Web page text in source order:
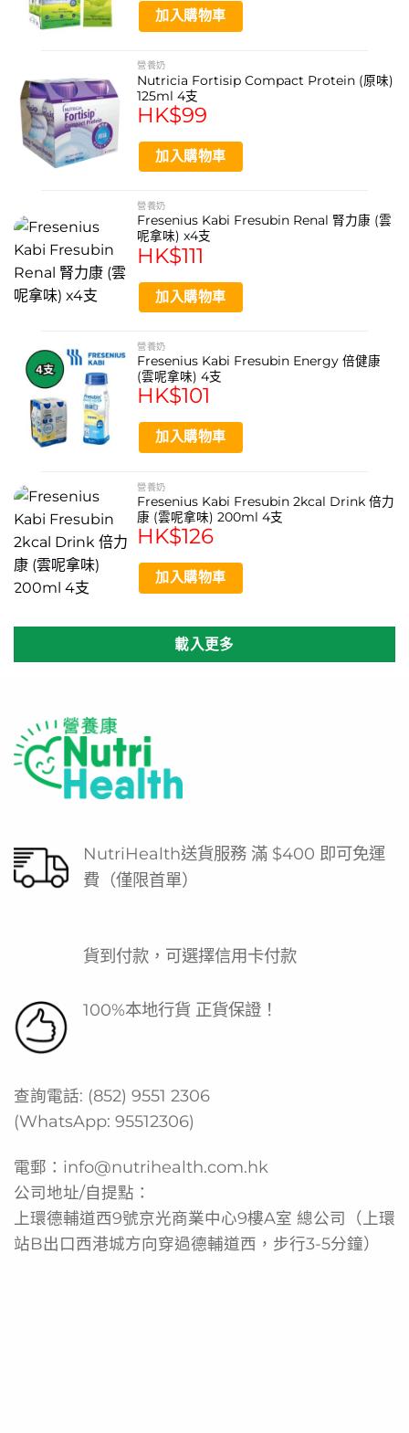
加入購物車
營養奶
Nutricia Fortisip Compact Protein (原味)
125ml 4支
HK$99
加入購物車
營養奶
Fresenius Kabi Fresubin Renal 腎力康 (雲
呢拿味) x4支
HK$111
加入購物車
營養奶
Fresenius Kabi Fresubin Energy 倍健康
(雲呢拿味) 4支
HK$101
加入購物車
營養奶
Fresenius Kabi Fresubin 2kcal Drink 倍力
康 (雲呢拿味) 200ml 4支
HK$126
加入購物車
載入更多
NutriHealth送貨服務 滿 $400 即可免運
費（僅限首單）
貨到付款，可選擇信用卡付款
100%本地行貨 正貨保證！
查詢電話: (852) 9551 2306
(WhatsApp: 95512306)
電郵： info@nutrihealth.com.hk
公司地址/自提點：
上環德輔道西9號京光商業中心9樓A室 總公司（上環
站B出口西港城方向穿過德輔道西，步行3-5分鐘）